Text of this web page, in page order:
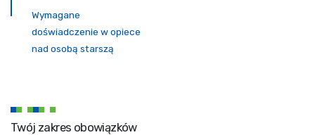
Wymagane
doświadczenie w opiece
nad osobą starszą
Twój zakres obowiązków